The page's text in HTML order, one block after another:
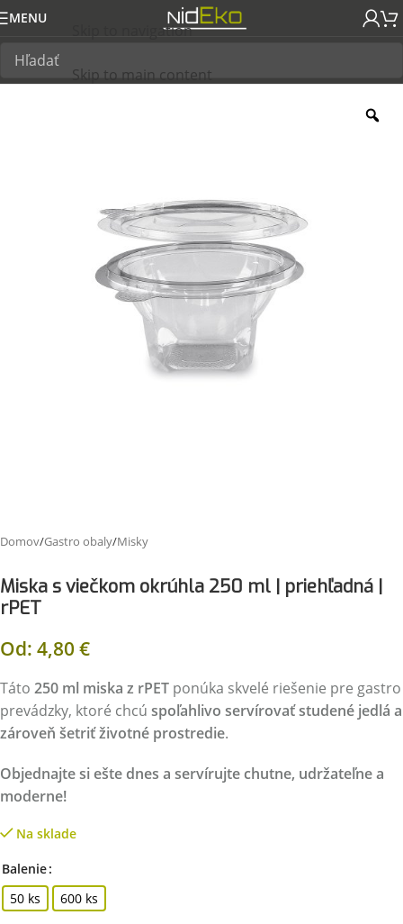
Skip to navigation
Skip to main content
MENU
Domov/Gastro obaly/Misky
Miska s viečkom okrúhla 250 ml | priehľadná |
rPET
Od: 4,80 €
Táto 250 ml miska z rPET ponúka skvelé riešenie pre gastro
prevádzky, ktoré chcú spoľahlivo servírovať studené jedlá a
zároveň šetriť životné prostredie.
Objednajte si ešte dnes a servírujte chutne, udržateľne a
moderne!
Na sklade
Balenie
50 ks
600 ks